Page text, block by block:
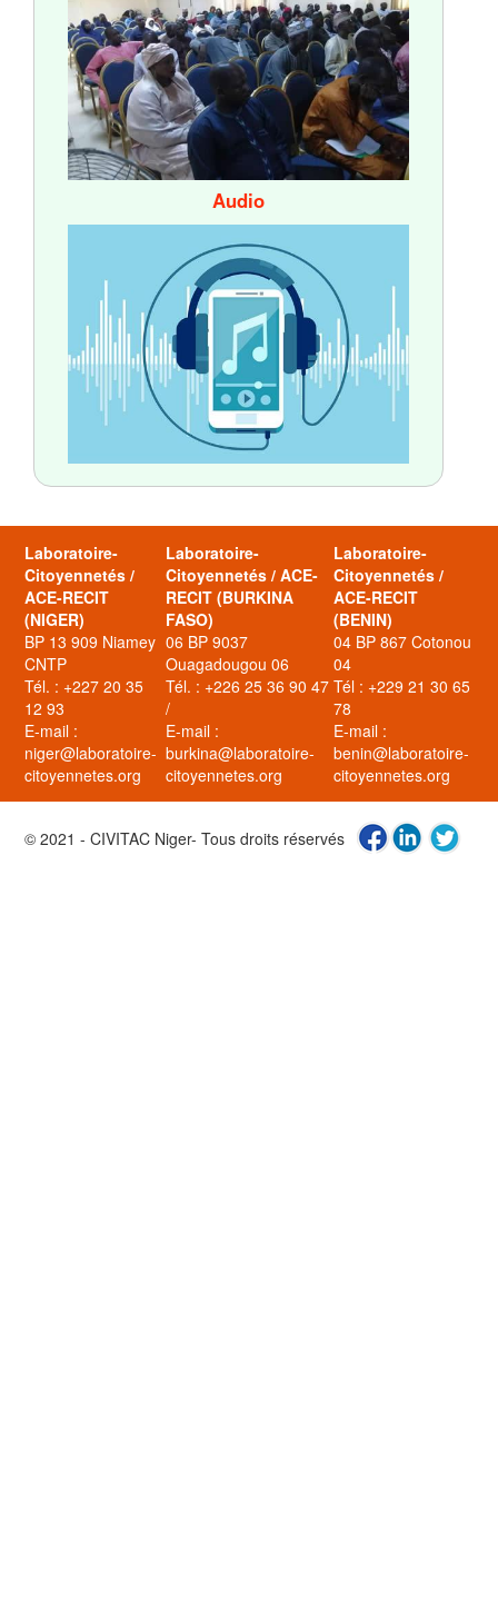
Audio
Laboratoire-
Citoyennetés /
ACE-RECIT
(NIGER)
BP 13 909 Niamey
CNTP
Tél. : +227 20 35
12 93
E-mail :
niger@laboratoire-
citoyennetes.org
Laboratoire-
Citoyennetés / ACE-
RECIT (BURKINA
FASO)
06 BP 9037
Ouagadougou 06
Tél. : +226 25 36 90 47
/
E-mail :
burkina@laboratoire-
citoyennetes.org
Laboratoire-
Citoyennetés /
ACE-RECIT
(BENIN)
04 BP 867 Cotonou
04
Tél : +229 21 30 65
78
E-mail :
benin@laboratoire-
citoyennetes.org
© 2021 - CIVITAC Niger- Tous droits réservés